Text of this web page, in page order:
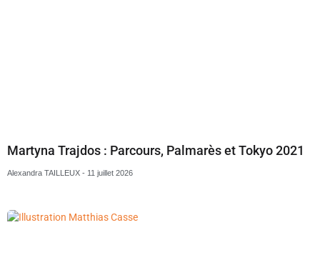
Martyna Trajdos : Parcours, Palmarès et Tokyo 2021
Alexandra TAILLEUX 11 juillet 2026